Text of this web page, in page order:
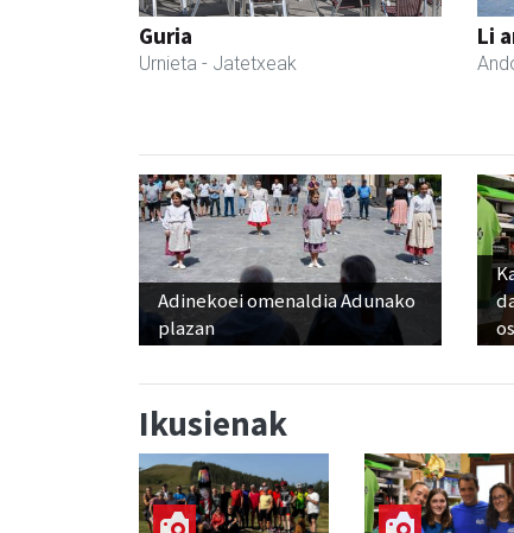
Guria
Urnieta - Jatetxeak
Li
Adinekoei omenaldia Adunako
plazan
Ikusienak